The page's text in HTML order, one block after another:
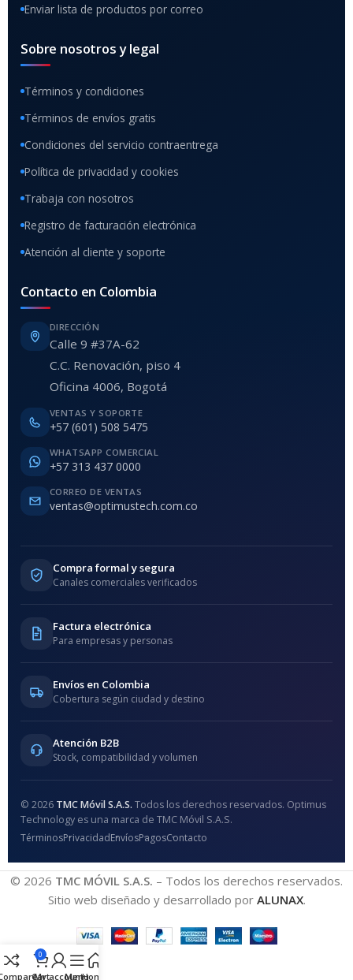
Enviar lista de productos por correo
Sobre nosotros y legal
Términos y condiciones
Términos de envíos gratis
Condiciones del servicio contraentrega
Política de privacidad y cookies
Trabaja con nosotros
Registro de facturación electrónica
Atención al cliente y soporte
Contacto en Colombia
DIRECCIÓN
Calle 9 #37A-62
C.C. Renovación, piso 4
Oficina 4006, Bogotá
VENTAS Y SOPORTE
+57 (601) 508 5475
WHATSAPP COMERCIAL
+57 313 437 0000
CORREO DE VENTAS
ventas@optimustech.com.co
Compra formal y segura
Canales comerciales verificados
Factura electrónica
Para empresas y personas
Envíos en Colombia
Cobertura según ciudad y destino
Atención B2B
Stock, compatibilidad y volumen
© 2026 TMC Móvil S.A.S. Todos los derechos reservados. Optimus
Technology es una marca de TMC Móvil S.A.S.
TérminosPrivacidadEnvíosPagosContacto
© 2026 TMC MÓVIL S.A.S. – Todos los derechos reservados.
Sitio web diseñado y desarrollado por ALUNAX.
0
Cart
My account
MenuHome